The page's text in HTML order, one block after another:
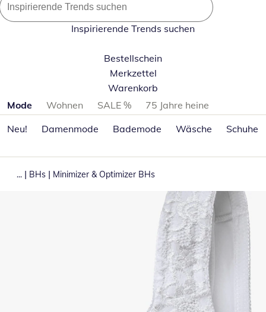
Inspirierende Trends suchen
Bestellschein
Merkzettel
Warenkorb
Produktkategorien überspringen
Mode Wohnen SALE %
75 Jahre heine
Neu!
Damenmode Bademode Wäsche Schuhe
... | BHs | Minimizer & Optimizer BHs